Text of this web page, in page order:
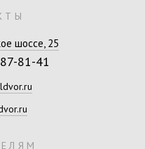
шоссе, 25
81-41